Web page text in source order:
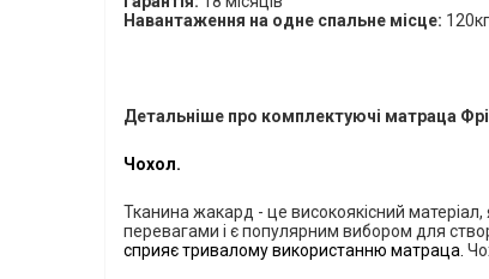
Навантаження на одне спальне місце: 120кг
Детальніше про комплектуючі матраца
Чохол.
Тканина жакард - це високоякісний
перевагами і є популярним вибором для
сприяє тривалому використанню матраца.